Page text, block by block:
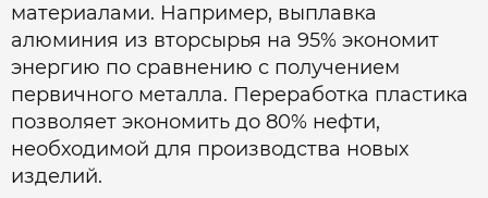
материалами. Например, выплавка
алюминия из вторсырья на 95% экономит
энергию по сравнению с получением
первичного металла. Переработка пластика
позволяет экономить до 80% нефти,
необходимой для производства новых
изделий.